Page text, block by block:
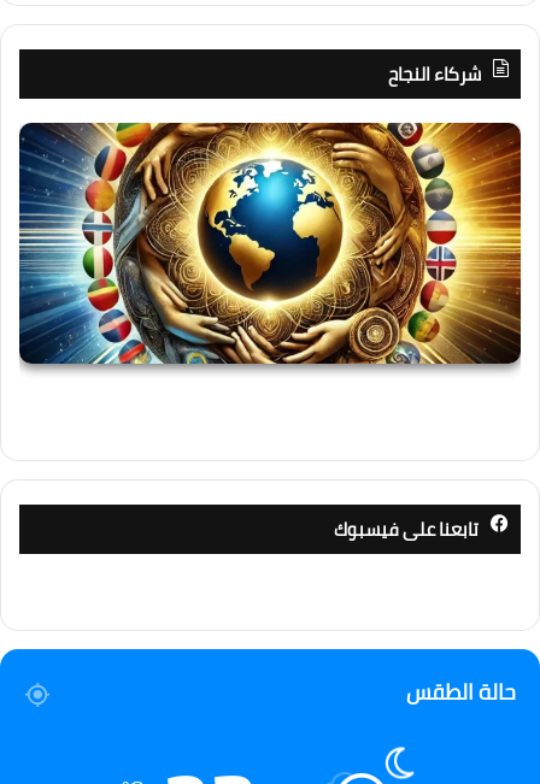
شركاء النجاح
تابعنا على فيسبوك
حالة الطقس